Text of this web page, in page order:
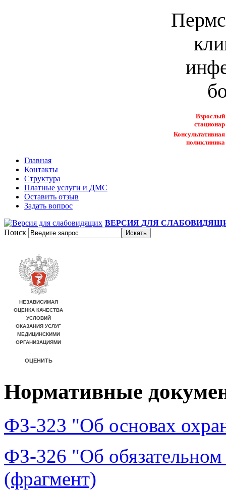
Взрослый
стационар
Консультативная
поликлиника
Главная
Контакты
Структура
Платные услуги и ДМС
Оставить отзыв
Задать вопрос
ВЕРСИЯ ДЛЯ
Поиск
Нормативные
ФЗ-323 "Об основах
ФЗ-326 "Об
(фрагмент)